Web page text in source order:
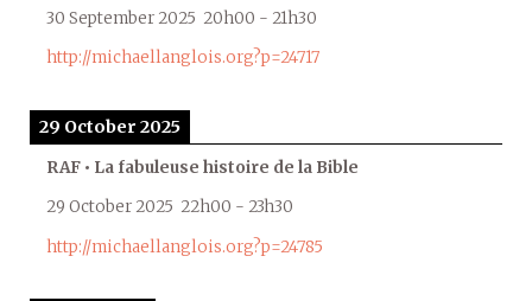
30 September 2025 20h00 - 21h30
http://michaellanglois.org?p=24717
29 October 2025
RAF • La fabuleuse histoire de la Bible
29 October 2025 22h00 - 23h30
http://michaellanglois.org?p=24785